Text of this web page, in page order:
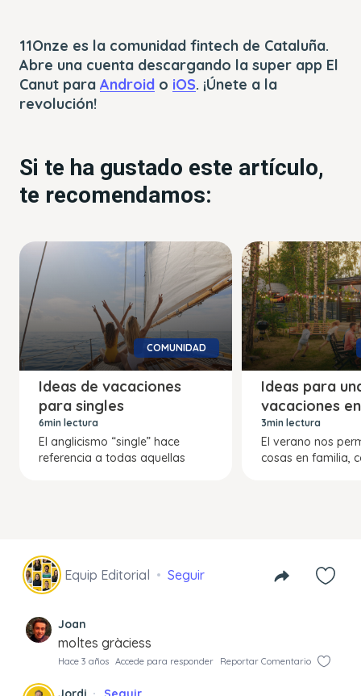
11Onze es la comunidad fintech de Cataluña.
Abre una cuenta descargando la super app El
Canut para Android o iOS. ¡Únete a la
revolución!
Si te ha gustado este artículo,
te recomendamos:
COMUNIDAD
Ideas de vacaciones
para singles
6min lectura
El anglicismo “single” hace
referencia a todas aquellas
Ideas para
vacaciones
3min lectura
El verano nos
cosas en familia,
Equip Editorial Seguir
Joan
moltes gràciess
Hace 3 años Accede para responder Reportar Comentario